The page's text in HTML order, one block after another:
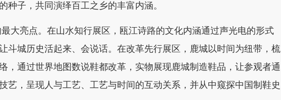
种子，共同演绎百工之乡的丰富内涵。
亮点。在山水知行展区，瓯江诗路的文化内涵通过声光电的形式
斗城历史活起来、会说话。在改革先行展区，鹿城以时间为纽带，梳
，通过世界地图数说鞋都改革，实物展现鹿城制造鞋品，让参观者通
艺，呈现人与工艺、工艺与时间的互动关系，并从中窥探中国制鞋史